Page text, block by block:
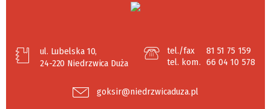
ul. Lubelska 10,
24-220 Niedrzwica Duża
tel./fax
81 51 75 159
tel. kom. 66 04 10 578
goksir@niedrzwicaduza.pl